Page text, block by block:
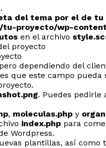
.
del tema por el de
tu-proyecto/wp-
en el archivo
proyecto
dependiendo del
que este campo
. Puedes pedirle
, moleculas.php y
index.php para
Wordpress.
plantillas, así